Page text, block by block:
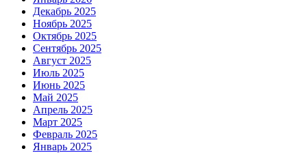
Декабрь 2025
Ноябрь 2025
Октябрь 2025
Сентябрь 2025
Август 2025
Июль 2025
Июнь 2025
Май 2025
Апрель 2025
Март 2025
Февраль 2025
Январь 2025